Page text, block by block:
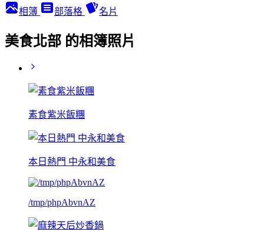
相簿 部落格 名片
美食北部 的相簿照片
素食紫米飯糰
本日熱門 中永和美食
/tmp/phpAbvnAZ